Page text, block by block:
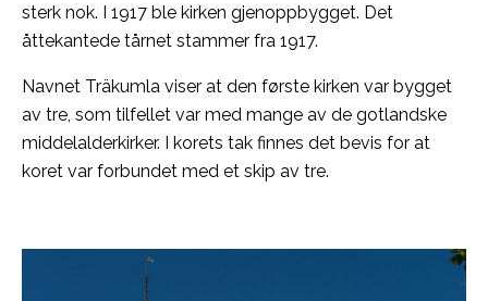
sterk nok. I 1917 ble kirken gjenoppbygget. Det
åttekantede tårnet stammer fra 1917.
Navnet Träkumla viser at den første kirken var bygget
av tre, som tilfellet var med mange av de gotlandske
middelalderkirker. I korets tak finnes det bevis for at
koret var forbundet med et skip av tre.